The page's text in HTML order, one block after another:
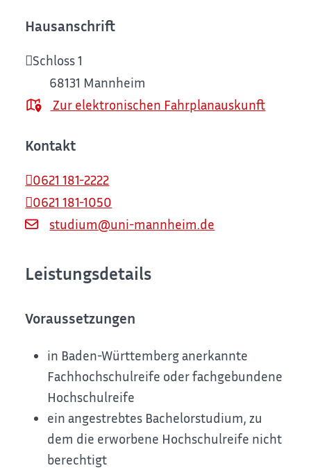
Hausanschrift
Schloss 1
68131 Mannheim
Zur elektronischen Fahrplanauskunft
Kontakt
0621 181-2222
0621 181-1050
studium@uni-mannheim.de
Leistungsdetails
Voraussetzungen
in Baden-Württemberg anerkannte
Fachhochschulreife oder fachgebundene
Hochschulreife
ein angestrebtes Bachelorstudium, zu
dem die erworbene Hochschulreife nicht
berechtigt